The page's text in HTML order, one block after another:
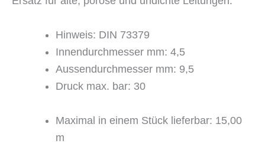
Hinweis: DIN 73379
Innendurchmesser mm: 4,5
Aussendurchmesser mm: 9,5
Druck max. bar: 30
Maximal in einem Stück lieferbar: 15,00
m